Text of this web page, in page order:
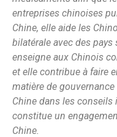
entreprises chinoises
Chine, elle aide les
bilatérale avec des
enseigne aux Chinois
et elle contribue à faire
matière de
Chine dans les
constitue un
Chine.